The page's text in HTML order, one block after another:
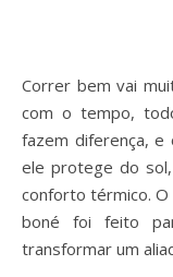
Correr bem vai muito além do tênis certo. Antes de tudo,
com o tempo,
fazem diferença, e
ele protege do
conforto térmico.
boné foi feito
transformar um